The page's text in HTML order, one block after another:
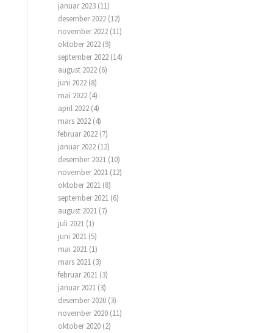
januar 2023 (11)
desember 2022 (12)
november 2022 (11)
oktober 2022 (9)
september 2022 (14)
august 2022 (6)
juni 2022 (8)
mai 2022 (4)
april 2022 (4)
mars 2022 (4)
februar 2022 (7)
januar 2022 (12)
desember 2021 (10)
november 2021 (12)
oktober 2021 (8)
september 2021 (6)
august 2021 (7)
juli 2021 (1)
juni 2021 (5)
mai 2021 (1)
mars 2021 (3)
februar 2021 (3)
januar 2021 (3)
desember 2020 (3)
november 2020 (11)
oktober 2020 (2)